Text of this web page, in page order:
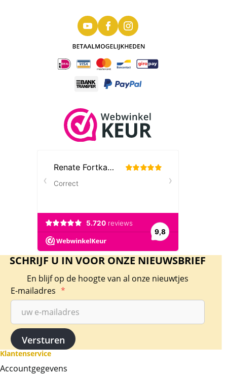
SCHRIJF U IN VOOR ONZE NIEUWSBRIEF
En blijf op de hoogte van al onze nieuwtjes
E-mailadres *
Klantenservice
Accountgegevens